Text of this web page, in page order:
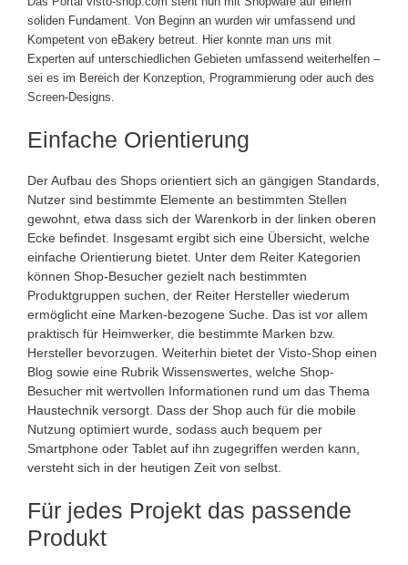
soliden Fundament. Von Beginn an wurden wir umfassend und
Kompetent von eBakery betreut. Hier konnte man uns mit
Experten auf unterschiedlichen Gebieten umfassend weiterhelfen –
sei es im Bereich der Konzeption, Programmierung oder auch des
Screen-Designs.
Einfache Orientierung
Der Aufbau des Shops orientiert sich an gängigen Standards,
Nutzer sind bestimmte Elemente an bestimmten Stellen
gewohnt, etwa dass sich der Warenkorb in der linken oberen
Ecke befindet. Insgesamt ergibt sich eine Übersicht, welche
einfache Orientierung bietet. Unter dem Reiter Kategorien
können Shop-Besucher gezielt nach bestimmten
Produktgruppen suchen, der Reiter Hersteller wiederum
ermöglicht eine Marken-bezogene Suche. Das ist vor allem
praktisch für Heimwerker, die bestimmte Marken bzw.
Hersteller bevorzugen. Weiterhin bietet der Visto-Shop einen
Blog sowie eine Rubrik Wissenswertes, welche Shop-
Besucher mit wertvollen Informationen rund um das Thema
Haustechnik versorgt. Dass der Shop auch für die mobile
Nutzung optimiert wurde, sodass auch bequem per
Smartphone oder Tablet auf ihn zugegriffen werden kann,
versteht sich in der heutigen Zeit von selbst.
Für jedes Projekt das passende
Produkt